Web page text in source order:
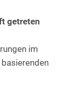
getreten
im